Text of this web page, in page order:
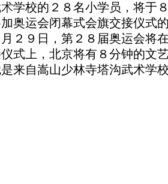
学校的２８名小学员，将于
奥运会闭幕式会旗交接仪式
９日，第２８届奥运会将在
式上，北京将有８分钟的文
来自嵩山少林寺塔沟武术学